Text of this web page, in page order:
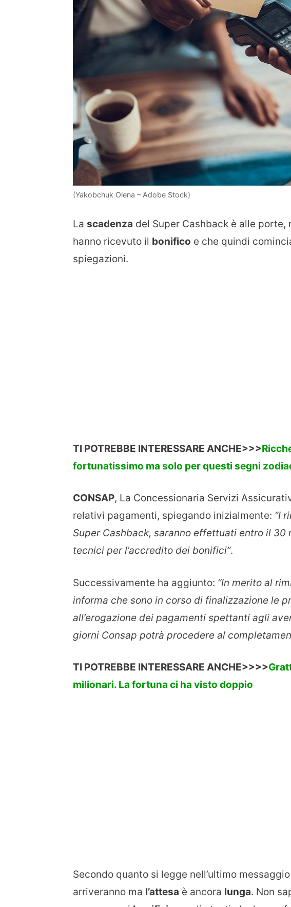
(Yakobchuk Olena – Adobe Stock)
La scadenza del Super Cashback è alle
hanno ricevuto il bonifico e che quindi
spiegazioni.
TI POTREBBE INTERESSARE ANCHE>>>
fortunatissimo ma solo per questi segni
CONSAP, La Concessionaria Servizi
relativi pagamenti, spiegando inizialmente: “I
Super Cashback, saranno effettuati entro il
tecnici per l’accredito dei bonifici”.
Successivamente ha aggiunto: “In merito al
informa che sono in corso di finalizzazione le
all’erogazione dei pagamenti spettanti agli
giorni Consap potrà procedere al
TI POTREBBE INTERESSARE ANCHE>>>>
milionari. La fortuna ci ha visto doppio
Secondo quanto si legge nell’ultimo
arriveranno ma l’attesa è ancora lunga. Non